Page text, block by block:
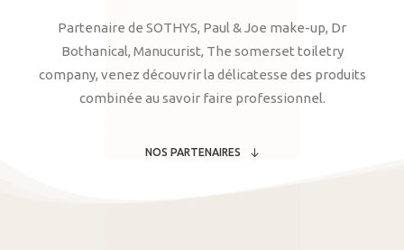
Partenaire de SOTHYS, Paul & Joe make-up, Dr
Bothanical, Manucurist, The somerset toiletry
company, venez découvrir la délicatesse des produits
combinée au savoir faire professionnel.
NOS PARTENAIRES